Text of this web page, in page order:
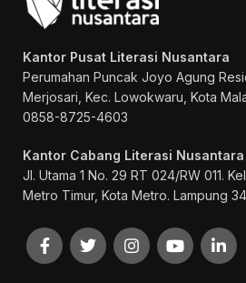
Kantor Pusat Literasi Nusantara
Perumahan Puncak Joyo Agung
Merjosari, Kec. Lowokwaru, Kota
0858-8725-4603
Kantor Cabang Literasi Nusantara
Jl. Utama 1 No. 29 RT 024/RW 011.
Metro Timur, Kota Metro. Lampung